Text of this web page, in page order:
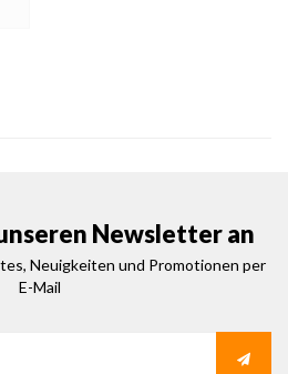
Newsletter an
Neuigkeiten und Promotionen per
E-Mail